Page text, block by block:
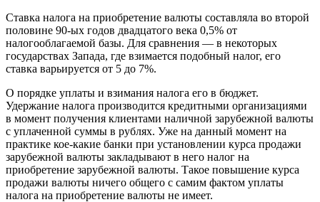
Ставка налога на приобретение валюты составляла во второй
половине 90-ых годов двадцатого века 0,5% от
налогооблагаемой базы. Для сравнения — в некоторых
государствах Запада, где взимается подобный налог, его
ставка варьируется от 5 до 7%.
О порядке уплаты и взимания налога его в бюджет.
Удержание налога производится кредитными организациями
в момент получения клиентами наличной зарубежной валюты
с уплаченной суммы в рублях. Уже на данный момент на
практике кое-какие банки при установлении курса продажи
зарубежной валюты закладывают в него налог на
приобретение зарубежной валюты. Такое повышение курса
продажи валюты ничего общего с самим фактом уплаты
налога на приобретение валюты не имеет.